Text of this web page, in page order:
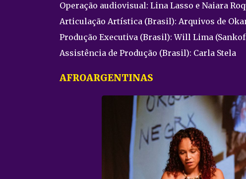
Operação audiovisual: Lina Lasso e Naiara
Articulação Artística (Brasil): Arquivos de
Produção Executiva (Brasil): Will Lima
Assistência de Produção (Brasil): Carla Stela
AFROARGENTINAS